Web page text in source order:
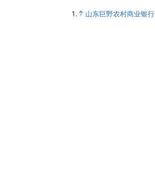
1. 山东巨野农村商业银